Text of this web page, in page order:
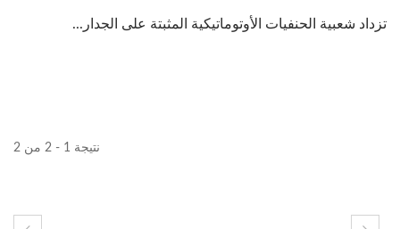
تزداد شعبية الحنفيات الأوتوماتيكية المثبتة على الجدار...
نتيجة 1 - 2 من 2